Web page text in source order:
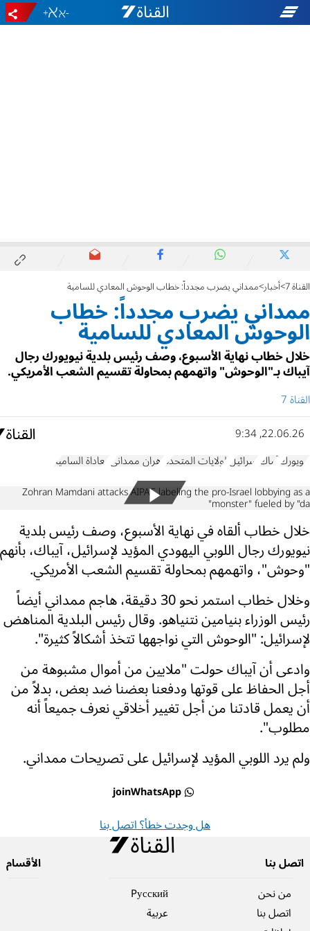
-
+
القناة 7 أخبار ممداني يضرب مجدداً: خطاب الوحوش المعادي للسامية
ممداني يضرب مجدداً: خطاب
الوحوش المعادي للسامية
خلال خطاب نهاية الأسبوع، وصف رئيس بلدية نيويورك رجال
آيباك بـ"الوحوش" واتهمهم بمحاولة تقسيم الشعب الأمريكي.
القناة 7
22.06.26, 9:34
نيويوركآيباك إسرائيلالولايات المتحدة زهران ممداني معاداة السامية
Zohran Mamdani attacks AIPAC labeling the pro-Israel lobbying as a
"monster" fueled by "da
خلال خطاب ألقاه في نهاية الأسبوع، وصف رئيس بلدية
نيويورك رجال اللوبي اليهودي المؤيد لإسرائيل، آيباك، بأنهم
"وحوش"، واتهمهم بمحاولة تقسيم الشعب الأمريكي.
وخلال خطاب استمر نحو 30 دقيقة، هاجم ممداني أيضاً
رئيس الوزراء بنيامين نتنياهو. وقال رئيس البلدية المناهض
لإسرائيل: "الوحوش التي نواجهها تتخذ أشكالاً كثيرة".
وادعى أن آيباك حولت "ملايين من أموال مشبوهة من
أجل الحفاظ على قوتها ودفعنا بعضنا ضد بعض، بدلاً من
أن يعمل قادتنا من أجل تغيير أخلاقي نعرف جميعاً أنه
مطلوب".
ولم يرد اللوبي المؤيد لإسرائيل على تصريحات ممداني.
joinWhatsApp
هل وجدت خطأ؟ اتصل بنا
اتصل بنا
من نحن
اتصل بنا
Pусский
عربية
الأقسام